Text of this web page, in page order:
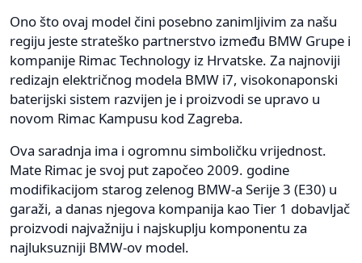
Ono što ovaj model čini posebno zanimljivim za našu
regiju jeste strateško partnerstvo između BMW Grupe i
kompanije Rimac Technology iz Hrvatske. Za najnoviji
redizajn električnog modela BMW i7, visokonaponski
baterijski sistem razvijen je i proizvodi se upravo u
novom Rimac Kampusu kod Zagreba.
Ova saradnja ima i ogromnu simboličku vrijednost.
Mate Rimac je svoj put započeo 2009. godine
modifikacijom starog zelenog BMW-a Serije 3 (E30) u
garaži, a danas njegova kompanija kao Tier 1 dobavljač
proizvodi najvažniju i najskuplju komponentu za
najluksuzniji BMW-ov model.